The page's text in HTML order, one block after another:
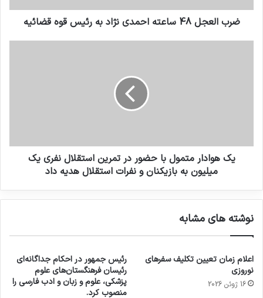
ضرب العجل 48 ساعته احمدی نژاد به رئیس قوه قضائیه
یک هوادار متمول با حضور در تمرین استقلال نفری یک
میلیون به بازیکنان و نفرات استقلال هدیه داد
نوشته های مشابه
اعلام زمان تعیین تکلیف سفرهای
نوروزی
16 ژوئن 2026
رئیس جمهور در احکام جداگانه‌ای
رئیسان فرهنگستان‌های علوم
پزشکی، علوم و زبان و ادب فارسی را
منصوب کرد.